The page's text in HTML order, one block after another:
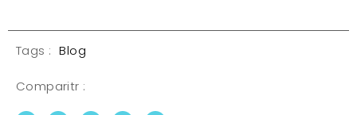
Tags : Blog
Comparitr :